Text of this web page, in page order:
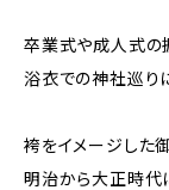
卒業式や成人式の
浴衣での神社巡り
袴をイメージした
明治から大正時代